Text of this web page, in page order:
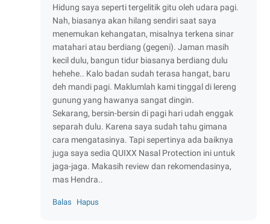
Hidung saya seperti tergelitik gitu oleh udara pagi.
Nah, biasanya akan hilang sendiri saat saya
menemukan kehangatan, misalnya terkena sinar
matahari atau berdiang (gegeni). Jaman masih
kecil dulu, bangun tidur biasanya berdiang dulu
hehehe.. Kalo badan sudah terasa hangat, baru
deh mandi pagi. Maklumlah kami tinggal di lereng
gunung yang hawanya sangat dingin.
Sekarang, bersin-bersin di pagi hari udah enggak
separah dulu. Karena saya sudah tahu gimana
cara mengatasinya. Tapi sepertinya ada baiknya
juga saya sedia QUIXX Nasal Protection ini untuk
jaga-jaga. Makasih review dan rekomendasinya,
mas Hendra..
Balas Hapus